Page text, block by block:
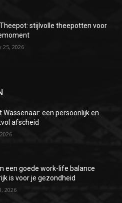
stijlvolle theepotten voor
25, 2026
Wassenaar: een persoonlijk en
afscheid
een goede work-life balance
is voor je gezondheid
2026